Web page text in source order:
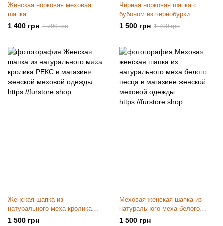
Женская норковая меховая
шапка
1 400 грн 1 700 грн
Черная норковая шапка с
бубоном из чернобурки
1 500 грн 1 700 грн
Женская шапка из
натурального меха кролика
РЕКС
1 500 грн
Меховая женская шапка из
натурального меха белого
песца
1 500 грн